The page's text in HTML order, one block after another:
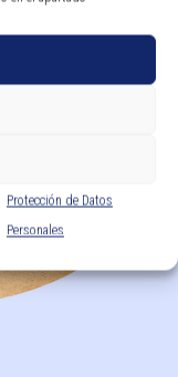
Protección de Datos
Personales